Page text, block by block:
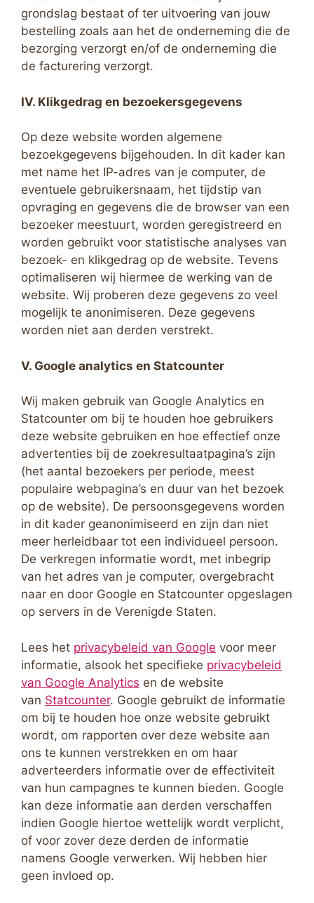
grondslag bestaat of ter uitvoering van jouw
bestelling zoals aan het de onderneming die de
bezorging verzorgt en/of de onderneming die
de facturering verzorgt.
IV. Klikgedrag en bezoekersgegevens
Op deze website worden algemene
bezoekgegevens bijgehouden. In dit kader kan
met name het IP-adres van je computer, de
eventuele gebruikersnaam, het tijdstip van
opvraging en gegevens die de browser van een
bezoeker meestuurt, worden geregistreerd en
worden gebruikt voor statistische analyses van
bezoek- en klikgedrag op de website. Tevens
optimaliseren wij hiermee de werking van de
website. Wij proberen deze gegevens zo veel
mogelijk te anonimiseren. Deze gegevens
worden niet aan derden verstrekt.
V. Google analytics en Statcounter
Wij maken gebruik van Google Analytics en
Statcounter om bij te houden hoe gebruikers
deze website gebruiken en hoe effectief onze
advertenties bij de zoekresultaatpagina’s zijn
(het aantal bezoekers per periode, meest
populaire webpagina’s en duur van het bezoek
op de website). De persoonsgegevens worden
in dit kader geanonimiseerd en zijn dan niet
meer herleidbaar tot een individueel persoon.
De verkregen informatie wordt, met inbegrip
van het adres van je computer, overgebracht
naar en door Google en Statcounter opgeslagen
op servers in de Verenigde Staten.
Lees het privacybeleid van Google voor meer
informatie, alsook het specifieke privacybeleid
van Google Analytics en de website
van Statcounter. Google gebruikt de informatie
om bij te houden hoe onze website gebruikt
wordt, om rapporten over deze website aan
ons te kunnen verstrekken en om haar
adverteerders informatie over de effectiviteit
van hun campagnes te kunnen bieden. Google
kan deze informatie aan derden verschaffen
indien Google hiertoe wettelijk wordt verplicht,
of voor zover deze derden de informatie
namens Google verwerken. Wij hebben hier
geen invloed op.